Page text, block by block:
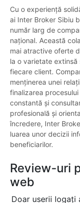
Cu o experiență
ai Inter Broker Sibiu
număr larg de
național. Această
mai atractive oferte
la o varietate
fiecare client.
menținerea unei
finalizarea
constantă și
profesională și
încredere, Inter
luarea unor decizii
beneficiarilor.
Review-uri
web
Doar userii logați